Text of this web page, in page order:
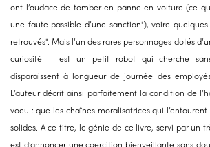
ont l’audace de tomber en panne en voiture (ce
une faute passible d’une sanction"), voire
retrouvés". Mais l’un des rares personnages dotés
curiosité – est un petit robot qui cherche
disparaissent à longueur de journée des
L’auteur décrit ainsi parfaitement la condition de
voeu : que les chaînes moralisatrices qui
solides. A ce titre, le génie de ce livre, servi par un
est d’annoncer une coercition bienveillante sans